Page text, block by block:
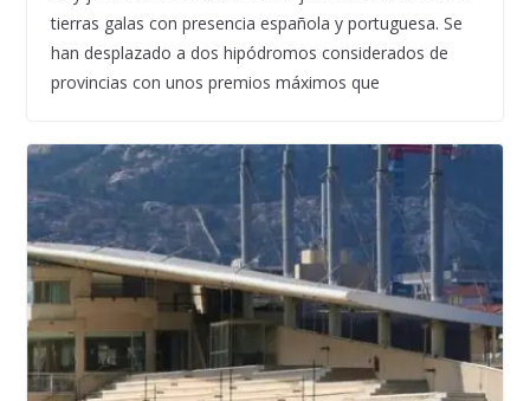
tierras galas con presencia española y portuguesa. Se
han desplazado a dos hipódromos considerados de
provincias con unos premios máximos que